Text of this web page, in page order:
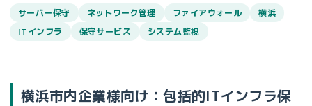
サーバー保守 ネットワーク管理 ファイアウォール
横浜
ITインフラ
保守サービス システム監視
横浜市内企業様向け：包括的ITインフラ保